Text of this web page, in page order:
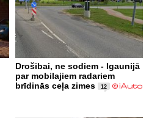
Drošībai, ne sodiem - Igaunijā
par mobilajiem radariem
brīdinās ceļa zimes
12